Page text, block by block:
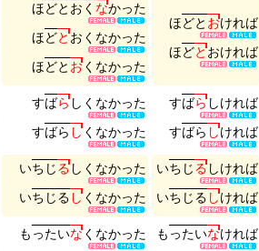
ほどと お く なかった
ほどとお く なかった
ほどと おく なかった
ほどと おければ
ほどとおければ
すばらし く なかった
すばら しく なかった
すばらしければ
すばら しければ
いち じるし く なかった
いち じる しく なかった
いち じるしければ
いち じる しければ
も ったいなく なかった も ったいなければ